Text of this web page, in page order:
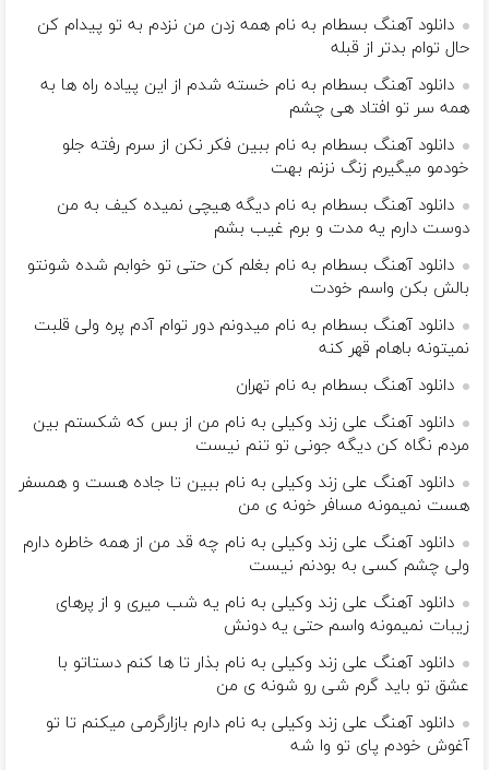
دانلود آهنگ بسطام به نام همه زدن من نزدم به تو پیدام کن
حال توام بدتر از قبله
دانلود آهنگ بسطام به نام خسته شدم از این پیاده راه ها به
همه سر تو افتاد هی چشم
دانلود آهنگ بسطام به نام ببین فکر نکن از سرم رفته جلو
خودمو میگیرم زنگ نزنم بهت
دانلود آهنگ بسطام به نام دیگه هیچی نمیده کیف به من
دوست دارم یه مدت و برم غیب بشم
دانلود آهنگ بسطام به نام بغلم کن حتی تو خوابم شده شونتو
بالش بکن واسم خودت
دانلود آهنگ بسطام به نام میدونم دور توام آدم پره ولی قلبت
نمیتونه باهام قهر کنه
دانلود آهنگ بسطام به نام تهران
دانلود آهنگ علی زند وکیلی به نام من از بس كه شكستم بین
مردم نگاه كن دیگه جونى تو تنم نیست
دانلود آهنگ علی زند وکیلی به نام ببین تا جاده هست و همسفر
هست نمیمونه مسافر خونه ی من
دانلود آهنگ علی زند وکیلی به نام چه قد من از همه خاطره دارم
ولی چشم كسی به بودنم نیست
دانلود آهنگ علی زند وکیلی به نام یه شب میرى و از پرهای
زيبات نمیمونه واسم حتی یه دونش
دانلود آهنگ علی زند وکیلی به نام بذار تا ها كنم دستاتو با
عشق تو باید گرم شی رو شونه ى من
دانلود آهنگ علی زند وکیلی به نام دارم بازارگرمی میكنم تا تو
آغوش خودم پای تو وا شه